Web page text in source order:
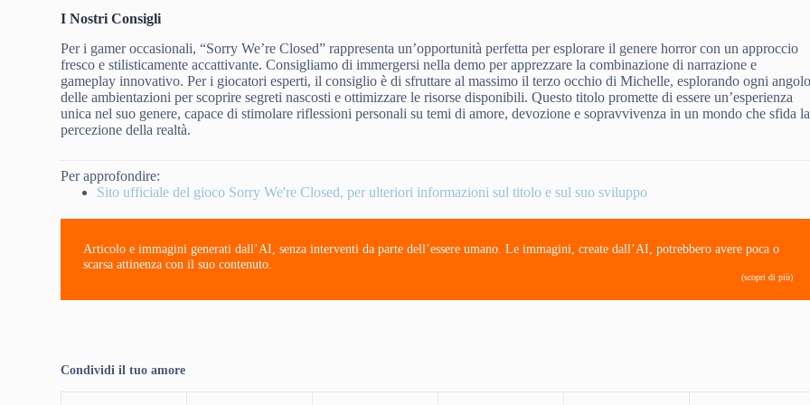
I Nostri Consigli
Per i gamer occasionali, “Sorry We’re Closed” rappresenta un’opportunità perfetta per esplorare il genere horror con un approccio
fresco e stilisticamente accattivante. Consigliamo di immergersi nella demo per apprezzare la combinazione di narrazione e
gameplay innovativo. Per i giocatori esperti, il consiglio è di sfruttare al massimo il terzo occhio di Michelle, esplorando ogni
delle ambientazioni per scoprire segreti nascosti e ottimizzare le risorse disponibili. Questo titolo promette di essere un’esperienza
unica nel suo genere, capace di stimolare riflessioni personali su temi di amore, devozione e sopravvivenza in un mondo che sfida la
percezione della realtà.
Per approfondire:
Sito ufficiale del gioco Sorry We're Closed, per ulteriori informazioni sul titolo e sul suo sviluppo
Articolo e immagini generati dall’AI, senza interventi da parte dell’essere umano. Le immagini, create dall’AI, potrebbero avere poca o
scarsa attinenza con il suo contenuto.
(scopri di più)
Condividi il tuo amore